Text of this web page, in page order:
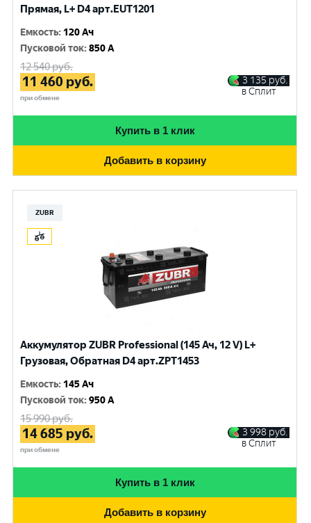
Прямая, L+ D4 арт.EUT1201
Емкость: 120 Ач
Пусковой ток:850 A
12 540руб.
11 460 руб.
при обмене
3 135 руб.
в Сплит
Купить в 1 клик
Добавить в корзину
ZUBR
Аккумулятор ZUBR Professional (145 Ач, 12 V) L+
Грузовая, Обратная D4 арт.ZPT1453
Емкость: 145 Ач
Пусковой ток:950 A
15 990руб.
14 685 руб.
при обмене
3 998 руб.
в Сплит
Купить в 1 клик
Добавить в корзину